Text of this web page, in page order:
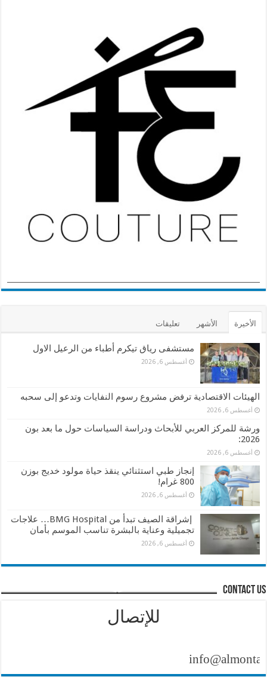
الأخيرة الأشهر تعليقات
مستشفى رياق تيكرم أطباء من الرعيل الاول
أغسطس 6, 2026
الهيئات الاقتصادية ترفض مشروع رسوم النفايات وتدعو إلى سحبه
أغسطس 6, 2026
ورشة للمركز العربي للأبحاث ودراسة السياسات حول ما بعد بون
2026:
أغسطس 6, 2026
إنجاز طبي استثنائي ينقذ حياة مولود خديج بوزن
800 غرام!
أغسطس 6, 2026
إشراقة الصيف تبدأ من BMG Hospital… علاجات
تجميلية وعناية بالبشرة تناسب الموسم بأمان
أغسطس 6, 2026
contact us
للإتصال